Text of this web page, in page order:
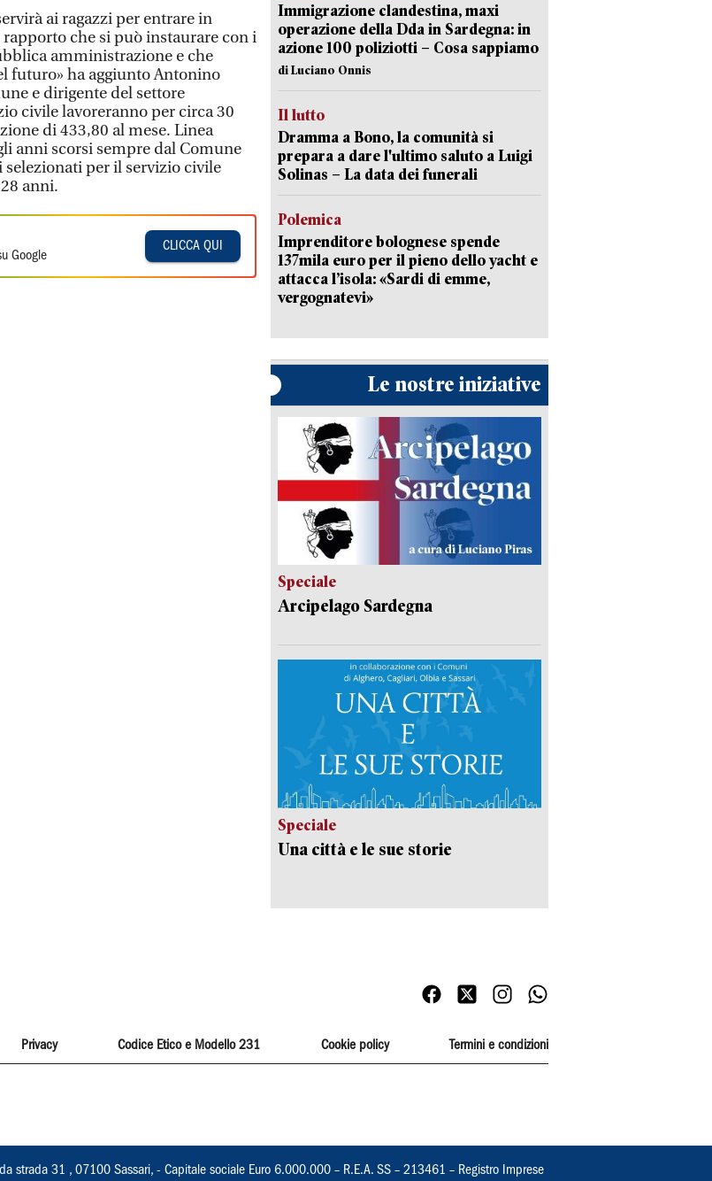
ai ragazzi per entrare in
che si può instaurare con i
amministrazione e che
futuro» ha aggiunto Antonino
e dirigente del settore
civile lavoreranno per circa 30
di 433,80 al mese. Linea
anni scorsi sempre dal Comune
selezionati per il servizio civile
anni.
Google
CLICCA QUI
Immigrazione clandestina, maxi
operazione della Dda in Sardegna: in
azione 100 poliziotti – Cosa sappiamo
di Luciano Onnis
Il lutto
Dramma a Bono, la comunità si
prepara a dare l'ultimo saluto a Luigi
Solinas – La data dei funerali
Polemica
Imprenditore bolognese spende
137mila euro per il pieno dello yacht e
attacca l’isola: «Sardi di emme,
vergognatevi»
Le nostre iniziative
Speciale
Arcipelago Sardegna
Speciale
Una città e le sue storie
Privacy Codice Etico e Modello 231 Cookie policy Termini e condizioni
strada 31 , 07100 Sassari, - Capitale sociale Euro 6.000.000 – R.E.A. SS – 213461 – Registro Imprese